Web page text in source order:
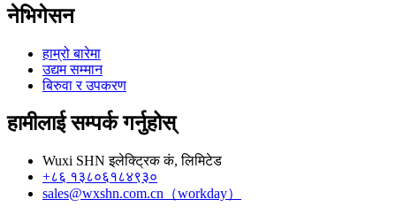
नेभिगेसन
हाम्रो बारेमा
उद्यम सम्मान
बिरुवा र उपकरण
हामीलाई सम्पर्क गर्नुहोस्
Wuxi SHN इलेक्ट्रिक कं, लिमिटेड
+८६ १३८०६१८४९३०
sales@wxshn.com.cn（workday）